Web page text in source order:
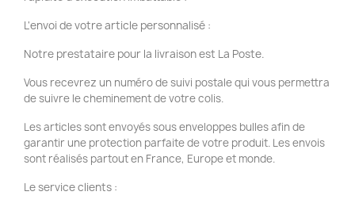
L'envoi de votre article personnalisé :
Notre prestataire pour la livraison est La Poste.
Vous recevrez un numéro de suivi postale qui vous permettra
de suivre le cheminement de votre colis.
Les articles sont envoyés sous enveloppes bulles afin de
garantir une protection parfaite de votre produit. Les envois
sont réalisés partout en France, Europe et monde.
Le service clients :